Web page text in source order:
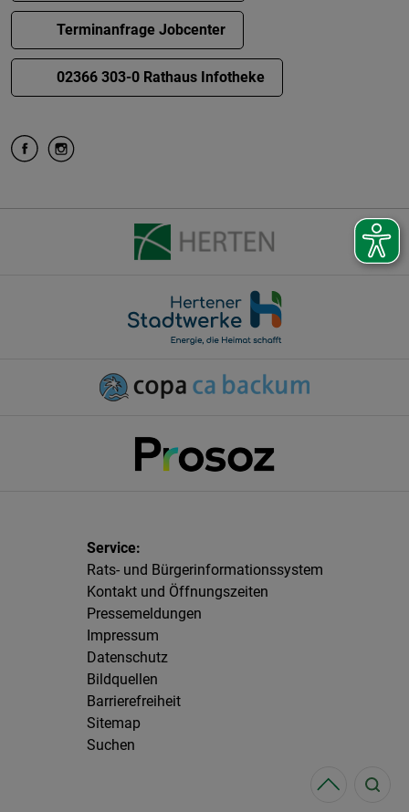
Terminanfrage Jobcenter
02366 303-0 Rathaus Infotheke
Rats- und Bürgerinformationssystem
Kontakt und Öffnungszeiten
Pressemeldungen
Impressum
Datenschutz
Bildquellen
Barrierefreiheit
Sitemap
Suchen